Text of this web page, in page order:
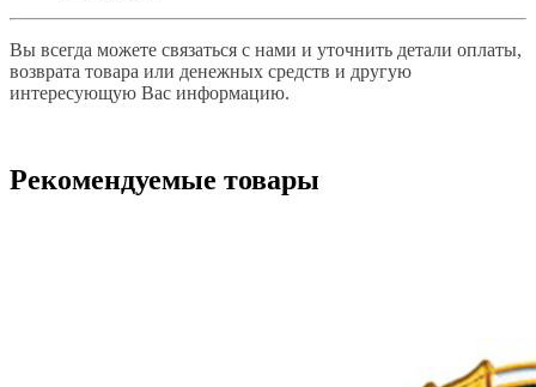
Вы всегда можете связаться с нами и уточнить детали оплаты,
возврата товара или денежных средств и другую
интересующую Вас информацию.
Рекомендуемые товары